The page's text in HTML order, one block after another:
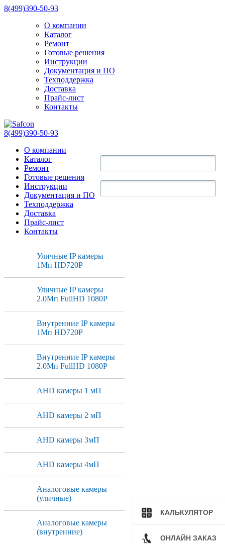
КАЛЬКУЛЯТОР
ОНЛАЙН ЗАКАЗ
8(499)390-50-93
О компании
Каталог
Ремонт
Готовые решения
Инструкции
Документация и ПО
Техподдержка
Доставка
Прайс-лист
Контакты
8(499)390-50-93
О компании
Каталог
Ремонт
Готовые решения
Инструкции
Документация и ПО
Техподдержка
Доставка
Прайс-лист
Контакты
Уличные IP камеры
1Мп HD720P
Уличные IP камеры
2.0Мп FullHD 1080P
Внутренние IP камеры
1Мп HD720P
Внутренние IP камеры
2.0Мп FullHD 1080P
AHD камеры 1 мП
AHD камеры 2 мП
AHD камеры 3мП
AHD камеры 4мП
Аналоговые камеры
(уличные)
Аналоговые камеры
(внутренние)